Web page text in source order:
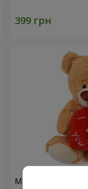
Милый мишка (с